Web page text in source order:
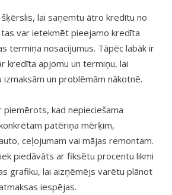
lai saņemtu ātro kredītu no
var ietekmēt pieejamo kredīta
termiņa nosacījumus. Tāpēc labāk ir
kredīta apjomu un termiņu, lai
un problēmām nākotnē.
kad nepieciešama
patēriņa mērķim,
ceļojumam vai mājas remontam.
piedāvāts ar fiksētu procentu likmi
grafiku, lai aizņēmējs varētu plānot
iespējas.